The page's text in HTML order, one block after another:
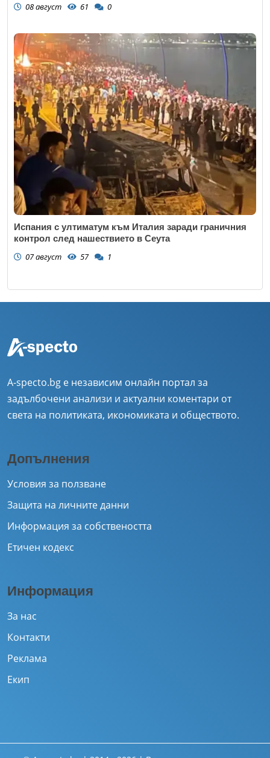
08 август 61 0
Испания с ултиматум към Италия заради граничния
контрол след нашествието в Сеута
07 август 57 1
A-specto.bg е независим онлайн портал за
задълбочени анализи и актуални коментари от
света на политиката, икономиката и обществото.
Допълнения
Условия за ползване
Защита на личните данни
Информация за собствеността
Етичен кодекс
Информация
За нас
Контакти
Реклама
Екип